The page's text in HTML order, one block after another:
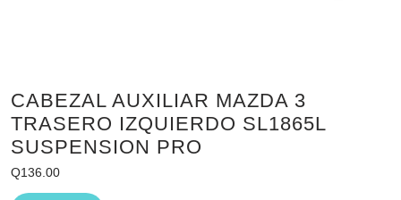
CABEZAL AUXILIAR MAZDA 3
TRASERO IZQUIERDO SL1865L
SUSPENSION PRO
Q136.00